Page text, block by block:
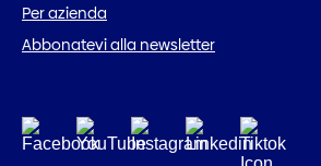
Per azienda
Abbonatevi alla newsletter